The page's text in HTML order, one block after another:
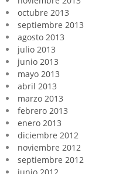
octubre 2013
septiembre 2013
agosto 2013
julio 2013
junio 2013
mayo 2013
abril 2013
marzo 2013
febrero 2013
enero 2013
diciembre 2012
noviembre 2012
septiembre 2012